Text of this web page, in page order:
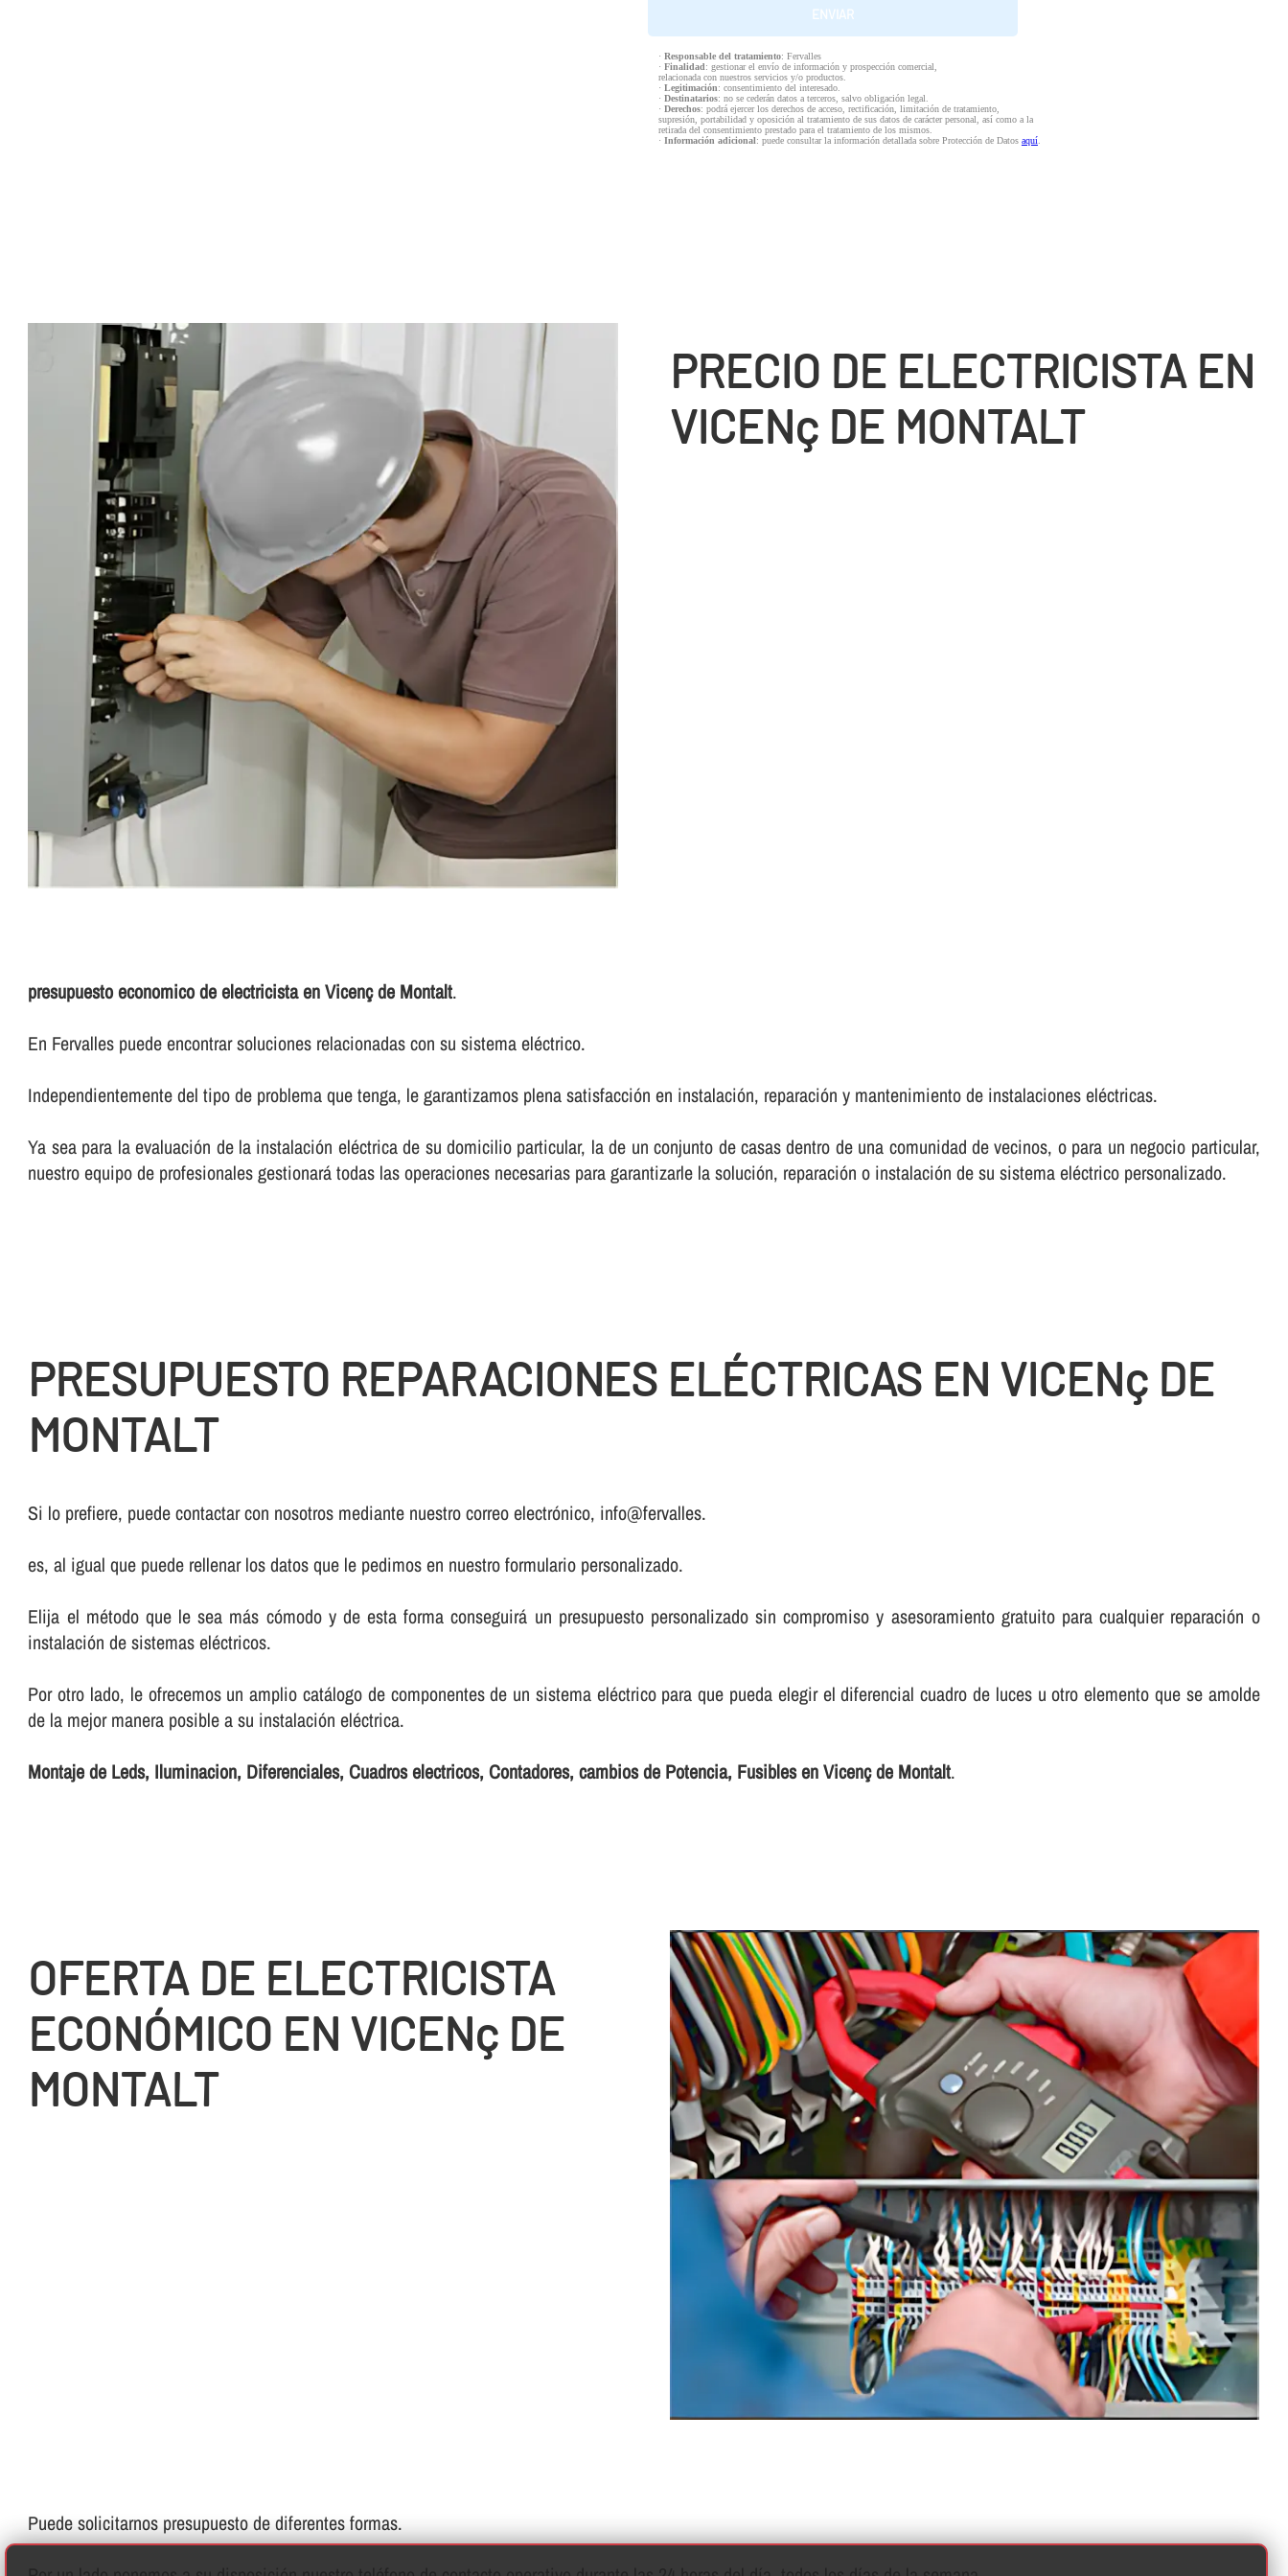
· Responsable del tratamiento: Fervalles
· Finalidad: gestionar el envío de información y prospección comercial,
relacionada con nuestros servicios y/o productos.
· Legitimación: consentimiento del interesado.
· Destinatarios: no se cederán datos a terceros, salvo obligación legal.
· Derechos: podrá ejercer los derechos de acceso, rectificación, limitación de tratamiento,
supresión, portabilidad y oposición al tratamiento de sus datos de carácter personal, así como a la
retirada del consentimiento prestado para el tratamiento de los mismos.
· Información adicional: puede consultar la información detallada sobre Protección de Datos aquí.
PRECIO DE ELECTRICISTA EN
VICENç DE MONTALT
presupuesto economico de electricista en Vicenç de Montalt.
En Fervalles puede encontrar soluciones relacionadas con su sistema eléctrico.
Independientemente del tipo de problema que tenga, le garantizamos plena satisfacción en instalación, reparación y mantenimiento de instalaciones eléctricas.
Ya sea para la evaluación de la instalación eléctrica de su domicilio particular, la de un conjunto de casas dentro de una comunidad de vecinos, o para un negocio particular,
nuestro equipo de profesionales gestionará todas las operaciones necesarias para garantizarle la solución, reparación o instalación de su sistema eléctrico personalizado.
PRESUPUESTO REPARACIONES ELÉCTRICAS EN VICENç DE
MONTALT
Si lo prefiere, puede contactar con nosotros mediante nuestro correo electrónico, info@fervalles.
es, al igual que puede rellenar los datos que le pedimos en nuestro formulario personalizado.
Elija el método que le sea más cómodo y de esta forma conseguirá un presupuesto personalizado sin compromiso y asesoramiento gratuito para cualquier reparación o
instalación de sistemas eléctricos.
Por otro lado, le ofrecemos un amplio catálogo de componentes de un sistema eléctrico para que pueda elegir el diferencial cuadro de luces u otro elemento que se amolde
de la mejor manera posible a su instalación eléctrica.
Montaje de Leds, Iluminacion, Diferenciales, Cuadros electricos, Contadores, cambios de Potencia, Fusibles en Vicenç de Montalt.
OFERTA DE ELECTRICISTA
ECONÓMICO EN VICENç DE
MONTALT
Puede solicitarnos presupuesto de diferentes formas.